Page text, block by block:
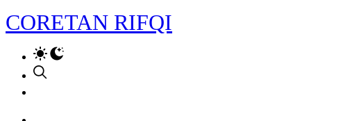
CORETAN RIFQI